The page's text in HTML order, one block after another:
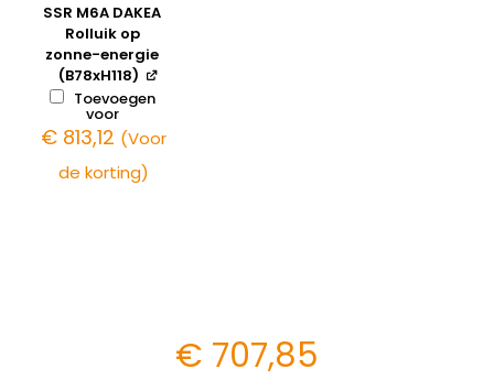
SSR M6A DAKEA
Rolluik op
zonne-energie
(B78xH118)
Toevoegen
voor
€813,12 (Voor
de korting)
€ 707,85